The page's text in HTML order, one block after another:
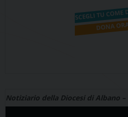
Notiziario della Diocesi di Albano –